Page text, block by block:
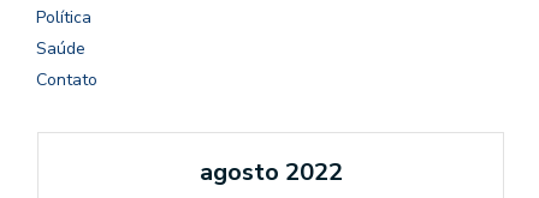
Política
Saúde
Contato
agosto 2022